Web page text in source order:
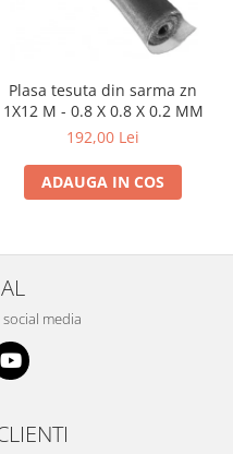
Plasa tesuta din sarma zn
1X12 M - 0.8 X 0.8 X 0.2 MM
192,00 Lei
ADAUGA IN COS
media